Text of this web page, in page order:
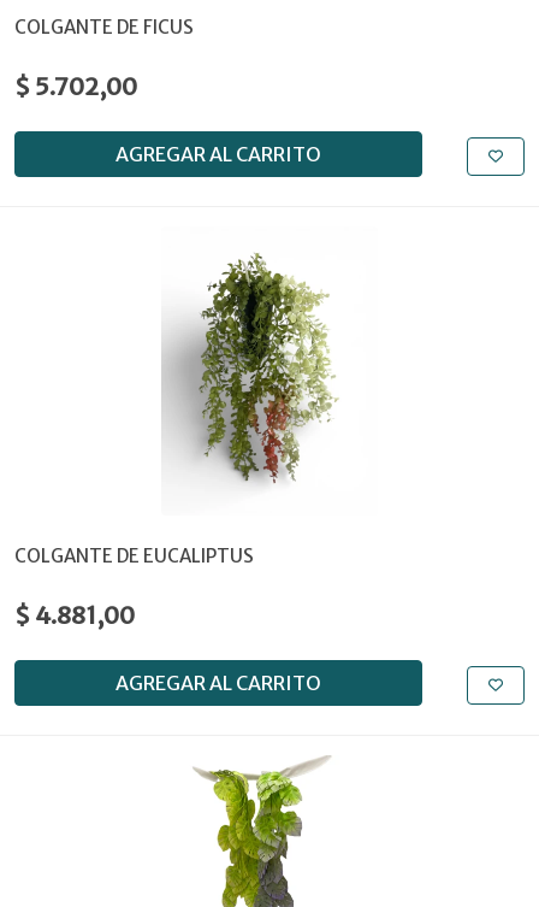
COLGANTE DE FICUS
$ 5.702,00
AGREGAR AL CARRITO
COLGANTE DE EUCALIPTUS
$ 4.881,00
AGREGAR AL CARRITO